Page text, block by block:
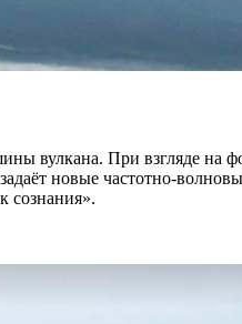
вулкана. При взгляде
новые частотно-
сознания».